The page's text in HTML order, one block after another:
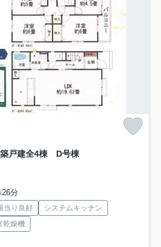
戸建全4棟 D号棟
分
当り良好
システムキッチン
乾燥機